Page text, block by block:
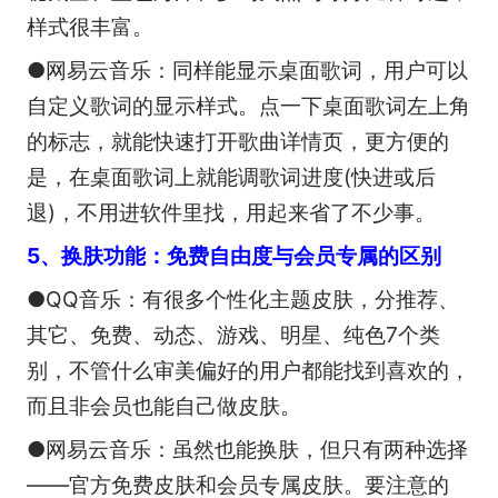
样式很丰富。
●网易云音乐：同样能显示桌面歌词，用户可以
自定义歌词的显示样式。点一下桌面歌词左上角
的标志，就能快速打开歌曲详情页，更方便的
是，在桌面歌词上就能调歌词进度(快进或后
退)，不用进软件里找，用起来省了不少事。
5、换肤功能：免费自由度与会员专属的区别
●QQ音乐：有很多个性化主题皮肤，分推荐、
其它、免费、动态、游戏、明星、纯色7个类
别，不管什么审美偏好的用户都能找到喜欢的，
而且非会员也能自己做皮肤。
●网易云音乐：虽然也能换肤，但只有两种选择
——官方免费皮肤和会员专属皮肤。要注意的